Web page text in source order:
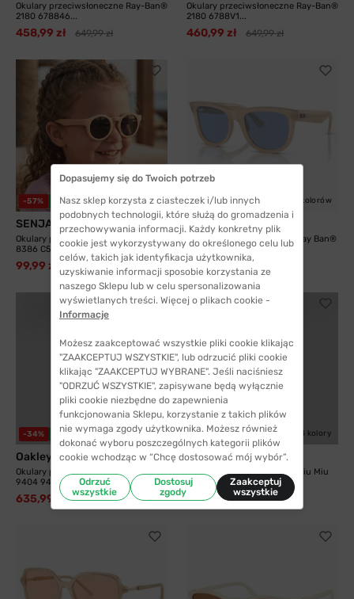
Okulary przeciwsłoneczne Ray-Ban®
2180 678846...
458,99 zł 649,99 zł
Okulary przeciwsłoneczne Ray-Ban®
2180 6788V1...
460,99 zł 649,99 zł
-57% WYSYŁKA 24H 3 kolory
SENJA
Okulary przeciwsłoneczne Senja
8386 C52 z...
99,99 zł 229,99 zł
-31% WYSYŁKA 24H 6 kolorów
Ray-Ban®
Okulary przeciwsłoneczne Ray Ban®
RBR0502S...
527,99 zł 760,99 zł
-34% WYSYŁKA 24H 7 kolorów
Oakley
Okulary przeciwsłoneczne Oakley
9404 940407...
635,99 zł 967,99 zł
WYSYŁKA 24H 4 kolory
Miu Miu
Okulary przeciwsłoneczne Miu Miu
B02S 25G40S...
973,99 zł
Dopasujemy się do Twoich potrzeb
Nasz sklep korzysta z ciasteczek i/lub innych
podobnych technologii, które służą do gromadzenia i
przechowywania informacji. Każdy konkretny plik
cookie jest wykorzystywany do określonego celu lub
celów, takich jak identyfikacja użytkownika,
uzyskiwanie informacji sposobie korzystania ze
naszego Sklepu lub w celu spersonalizowania
wyświetlanych treści. Więcej o plikach cookie -
Informacje
Możesz zaakceptować wszystkie pliki cookie klikając
"ZAAKCEPTUJ WSZYSTKIE", lub odrzucić pliki cookie
klikając "ZAAKCEPTUJ WYBRANE". Jeśli naciśniesz
"ODRZUĆ WSZYSTKIE", zapisywane będą wyłącznie
pliki cookie niezbędne do zapewnienia
funkcjonowania Sklepu, korzystanie z takich plików
nie wymaga zgody użytkownika. Możesz również
dokonać wyboru poszczególnych kategorii plików
cookie wchodząc w “Chcę dostosować mój wybór”.
Odrzuć
wszystkie
Dostosuj
zgody
Zaakceptuj
wszystkie